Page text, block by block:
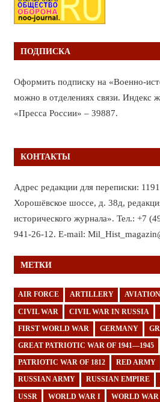
ПОДПИСКА
Оформить подписку на «Военно-
можно в отделениях связи. Индекс
«Пресса России» – 39887.
КОНТАКТЫ
Адрес редакции для переписки:
Хорошёвское шоссе, д. 38д,
исторического журнала». Тел.: +7
941-26-12. E-mail:
МЕТКИ
AIR FORCE ARTILLERY AVIATION
CIVIL WAR CIVIL WAR IN RUSSIA
FIRST WORLD WAR GERMANY
GREAT PATRIOTIC WAR OF 1941—1945
PATRIOTIC WAR OF 1812 RED ARMY
RUSSIAN ARMY RUSSIAN EMPIRE
USSR WORLD WAR I WORLD